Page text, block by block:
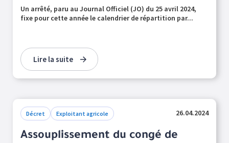
Un arrêté, paru au Journal Officiel (JO) du 25 avril 2024,
fixe pour cette année le calendrier de répartition par...
Lire la suite
Décret Exploitant agricole 26.04.2024
Assouplissement du congé de